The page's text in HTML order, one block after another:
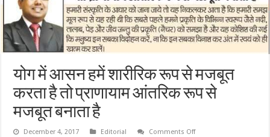
योग में आसन हमें शारीरिक रूप से मजबूत
करता है तो प्राणायाम आंतरिक रूप से
मजबूत बनाता है
December 4, 2017 Editorial Comments Offon